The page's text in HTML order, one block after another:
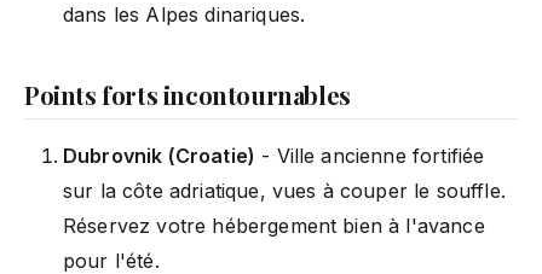
dans les Alpes dinariques.
Points forts incontournables
Dubrovnik (Croatie) - Ville ancienne fortifiée
sur la côte adriatique, vues à couper le souffle.
Réservez votre hébergement bien à l'avance
pour l'été.